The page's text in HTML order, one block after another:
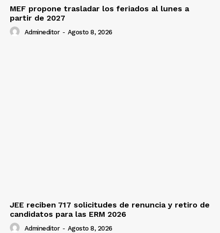
MEF propone trasladar los feriados al lunes a
partir de 2027
Admineditor - Agosto 8, 2026
JEE reciben 717 solicitudes de renuncia y retiro de
candidatos para las ERM 2026
Admineditor - Agosto 8, 2026